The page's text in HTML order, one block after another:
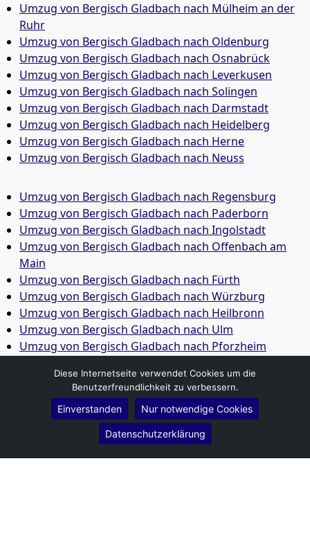
Umzug von Bergisch Gladbach nach Mülheim an der
Ruhr
Umzug von Bergisch Gladbach nach Oldenburg
Umzug von Bergisch Gladbach nach Osnabrück
Umzug von Bergisch Gladbach nach Leverkusen
Umzug von Bergisch Gladbach nach Solingen
Umzug von Bergisch Gladbach nach Darmstadt
Umzug von Bergisch Gladbach nach Heidelberg
Umzug von Bergisch Gladbach nach Herne
Umzug von Bergisch Gladbach nach Neuss
Umzug von Bergisch Gladbach nach Regensburg
Umzug von Bergisch Gladbach nach Paderborn
Umzug von Bergisch Gladbach nach Ingolstadt
Umzug von Bergisch Gladbach nach Offenbach am
Main
Umzug von Bergisch Gladbach nach Fürth
Umzug von Bergisch Gladbach nach Würzburg
Umzug von Bergisch Gladbach nach Heilbronn
Umzug von Bergisch Gladbach nach Ulm
Umzug von Bergisch Gladbach nach Pforzheim
Umzug von Bergisch Gladbach nach Bottrop
Umzug von Bergisch Gladbach nach Göttingen
Umzug von Bergisch Gladbach nach Reutlingen
Umzug von Bergisch Gladbach nach Bremer­haven
Umzug von Bergisch Gladbach nach Koblenz
Umzug von Bergisch Gladbach nach Erlangen
Diese Internetseite verwendet Cookies um die
Benutzerfreundlichkeit zu verbessern.
Einverstanden Nur notwendige Cookies
Datenschutzerklärung